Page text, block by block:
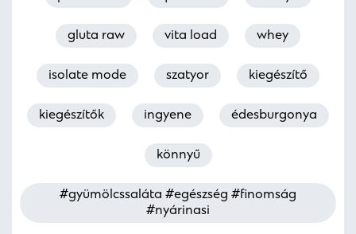
gluta raw vita load whey
isolate mode szatyor kiegészítő
kiegészítők ingyene édesburgonya
könnyű
#gyümölcssaláta #egészség #finomság
#nyárinasi